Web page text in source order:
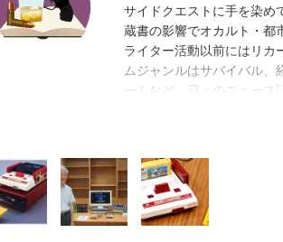
サイドクエストに手を染め
蔵書の影響でオカルト・都
ライター活動以前にはリカ
ムジャンルはサバイバル
ームなど。日々のニュー